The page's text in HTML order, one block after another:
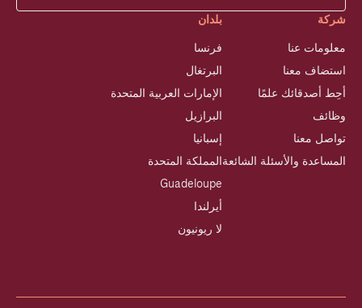
شركة
معلومات عنا
استضاف معنا
أحِط أصدقائك علمًا
وظائف
تواصل معنا
المساعدة والأسئلة الشائعة
بلدان
فرنسا
البرتغال
الإمارات العربية المتحدة
البرازيل
إسبانيا
المملكة المتحدة
Guadeloupe
أيرلندا
لا ريونيون